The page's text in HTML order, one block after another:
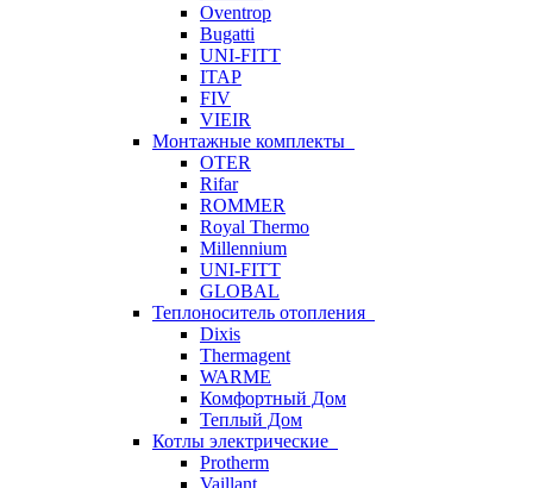
Oventrop
Bugatti
UNI-FITT
ITAP
FIV
VIEIR
Монтажные комплекты
OTER
Rifar
ROMMER
Royal Thermo
Millennium
UNI-FITT
GLOBAL
Теплоноситель отопления
Dixis
Thermagent
WARME
Комфортный Дом
Теплый Дом
Котлы электрические
Protherm
Vaillant